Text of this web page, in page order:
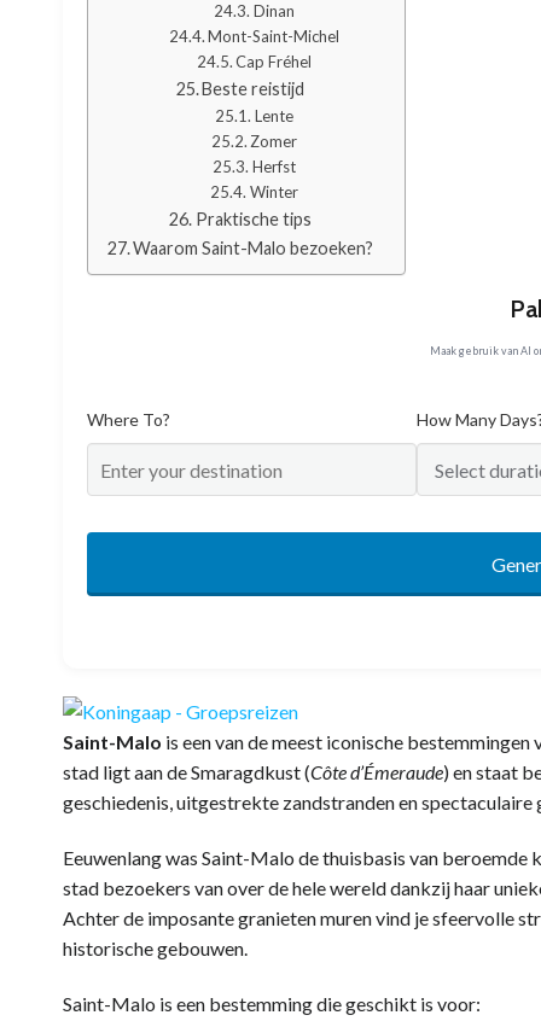
Dinan
Mont-Saint-Michel
Cap Fréhel
Beste reistijd
Lente
Zomer
Herfst
Winter
Praktische tips
Waarom Saint-Malo bezoeken?
Maak gebruik van AI
Where To? How Many
Saint-Malo is een van de meest iconische
stad ligt aan de Smaragdkust (Côte d’Émeraude) en staat
geschiedenis, uitgestrekte zandstranden en spectaculaire
Eeuwenlang was Saint-Malo de thuisbasis van
stad bezoekers van over de hele wereld dankzij haar
Achter de imposante granieten muren vind je sfeervolle
historische gebouwen.
Saint-Malo is een bestemming die geschikt is voor: